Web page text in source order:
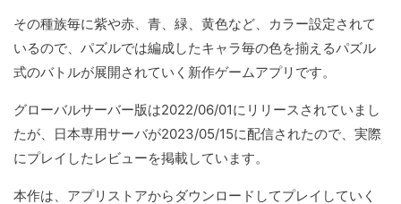
その種族毎に紫や赤、青、緑、黄色など、カラー設定されて
いるので、パズルでは編成したキャラ毎の色を揃えるパズル
式のバトルが展開されていく新作ゲームアプリです。
グローバルサーバー版は2022/06/01にリリースされていまし
たが、日本専用サーバが2023/05/15に配信されたので、実際
にプレイしたレビューを掲載しています。
本作は、アプリストアからダウンロードしてプレイしていく